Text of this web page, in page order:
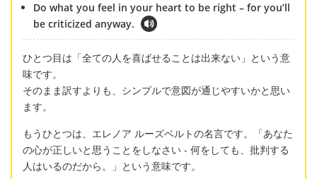
Do what you feel in your heart to be right – for you’ll
be criticized anyway.
ひとつ目は「全ての人を喜ばせることは出来ない」という意
味です。
そのまま訳すよりも、シンプルで意図が通じやすいかと思い
ます。
もうひとつは、エレノア ルーズベルトの名言です。「あなた
の心が正しいと思うことをしなさい - 何をしても、批判する
人はいるのだから。」という意味です。